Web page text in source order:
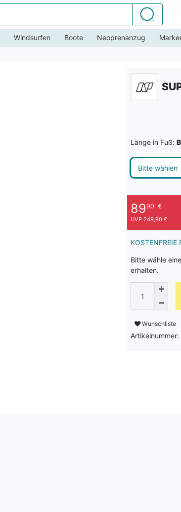
Suchen
Windsurfen Boote Neoprenanzug
Länge in Fuß:
Bitte wählen
8990 €
UVP 249,90 €
KOSTENFREIE
Bitte wähle
erhalten.
Wunschliste